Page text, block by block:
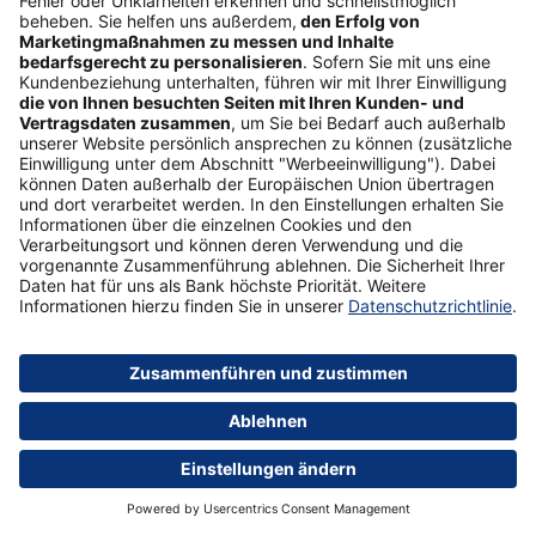
Unser Tipp
Zurich RisikoLeben aktiv
Mehr erfahren
Welche Schulden ein Erbe beinhalten kann und